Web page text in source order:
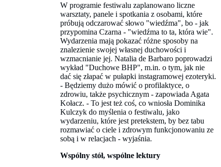
W programie festiwalu zaplanowano liczne
warsztaty, panele i spotkania z osobami, które
próbują odczarować słowo "wiedźma", bo - jak
przypomina Czarna - "wiedźma to ta, która wie".
Wydarzenia mają pokazać różne sposoby na
znalezienie swojej własnej duchowości i
wzmacnianie jej. Natalia de Barbaro poprowadzi
wykład "Duchowe BHP", m.in. o tym, jak nie
dać się złapać w pułapki instagramowej ezoteryki.
- Będziemy dużo mówić o profilaktyce, o
zdrowiu, także psychicznym - zapowiada Agata
Kołacz. - To jest też coś, co wniosła Dominika
Kulczyk do myślenia o festiwalu, jako
wydarzeniu, które jest pretekstem, by bez tabu
rozmawiać o ciele i zdrowym funkcjonowaniu ze
sobą i w relacjach - wyjaśnia.
Wspólny stół, wspólne lektury